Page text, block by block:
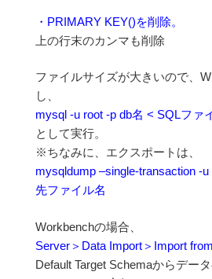
・PRIMARY KEY()を削除。
上の行末のカンマも削除
ファイルサイズが大きいので、
し、
mysql -u root -p db名 < SQLファ
として実行。
※ちなみに、エクスポートは、
mysqldump –single-transaction -
先ファイル名
Workbenchの場合、
Server＞Data Import＞Import
Default Target Schemaからデー